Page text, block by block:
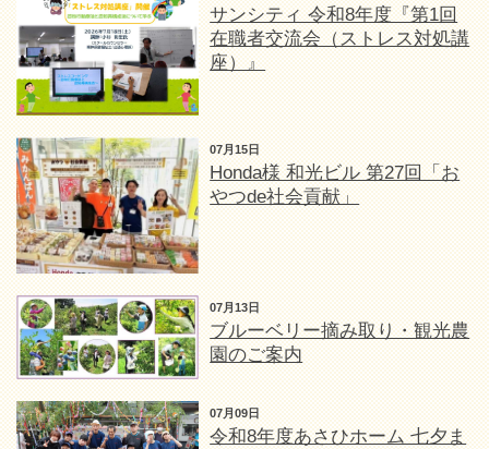
サンシティ 令和8年度『第1回
在職者交流会（ストレス対処講
座）』
07月15日
Honda様 和光ビル 第27回「お
やつde社会貢献」
07月13日
ブルーベリー摘み取り・観光農
園のご案内
07月09日
令和8年度あさひホーム 七夕ま